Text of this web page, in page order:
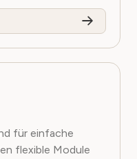
für einfache
flexible Module